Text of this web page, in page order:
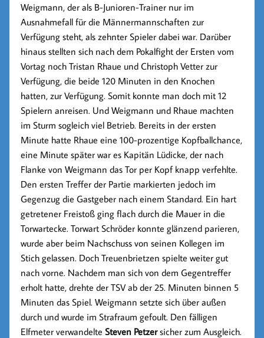
Weigmann, der als B-Junioren-Trainer nur im
Ausnahmefall für die Männermannschaften zur
Verfügung steht, als zehnter Spieler dabei war. Darüber
hinaus stellten sich nach dem Pokalfight der Ersten vom
Vortag noch Tristan Rhaue und Christoph Vetter zur
Verfügung, die beide 120 Minuten in den Knochen
hatten, zur Verfügung. Somit konnte man doch mit 12
Spielern anreisen. Und Weigmann und Rhaue machten
im Sturm sogleich viel Betrieb. Bereits in der ersten
Minute hatte Rhaue eine 100-prozentige Kopfballchance,
eine Minute später war es Kapitän Lüdicke, der nach
Flanke von Weigmann das Tor per Kopf knapp verfehlte.
Den ersten Treffer der Partie markierten jedoch im
Gegenzug die Gastgeber nach einem Standard. Ein hart
getretener Freistoß ging flach durch die Mauer in die
Torwartecke. Torwart Schröder konnte glänzend parieren,
wurde aber beim Nachschuss von seinen Kollegen im
Stich gelassen. Doch Treuenbrietzen spielte weiter gut
nach vorne. Nachdem man sich von dem Gegentreffer
erholt hatte, drehte der TSV ab der 25. Minuten binnen 5
Minuten das Spiel. Weigmann setzte sich über außen
durch und wurde im Strafraum gefoult. Den fälligen
Elfmeter verwandelteSteven Petzersicher zum Ausgleich.